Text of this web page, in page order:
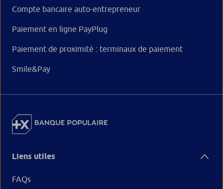
Compte bancaire auto-entrepreneur
Paiement en ligne PayPlug
Paiement de proximité : terminaux de paiement
Smile&Pay
Liens utiles
FAQs